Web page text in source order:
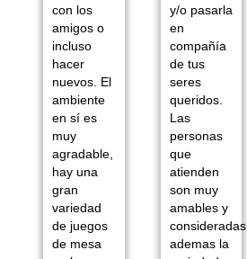
con los
amigos o
incluso
hacer
nuevos. El
ambiente
en sí es
muy
agradable,
hay una
gran
variedad
de juegos
de mesa
y/o pasarla
en
compañía
de tus
seres
queridos.
Las
personas
que
atienden
son muy
amables y
consideradas,
ademas la